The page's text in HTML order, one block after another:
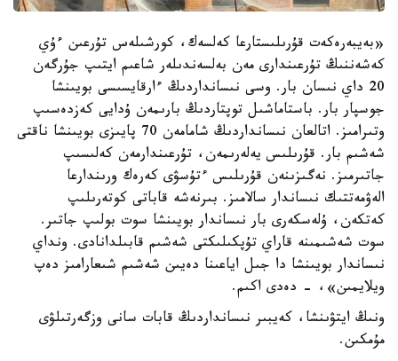
«بەيبەرەكەت قۇرىلىستارعا كەلسەك، كورشىلەس تۇرعىن ءۇي
كەشەننىڭ تۇرعىندارى مەن بەلسەندىلەر شاعىم ايتىپ جۇرگەن
20 داي نىسان بار. وسى نىسانداردىڭ ءارقايسىسى بويىنشا
جوسپار بار. باستاماشىل توپتاردىڭ بارىمەن ۇدايى كەزدەسىپ
وتىرامىز. اتالعان نىسانداردىڭ شامامەن 70 پايىزى بويىنشا ناقتى
شەشىم بار. قۇرىلىس يەلەرىمەن، تۇرعىندارمەن كەلىسىپ
جاتىرمىز. نەگىزىنەن قۇرىلىس ءتۇسۋى كەرەك ورىندارعا
الەۋمەتتىك نىساندار سالامىز. بىرنەشە قاباتى كوتەرىلىپ
كەتكەن، ۇلەسكەرى بار نىساندار بويىنشا سوت بولىپ جاتىر.
سوت شەشىمىنە قاراي تۇپكىلىكتى شەشىم قابىلدانادى. ونداي
نىساندار بويىنشا دا جىل اياعىنا دەيىن شەشىم شىعارامىز دەپ
ويلايمىن»، - دەدى اكىم.
ونىڭ ايتۋىنشا، كەيبىر نىسانداردىڭ قابات سانى وزگەرتىلۋى
مۇمكىن.